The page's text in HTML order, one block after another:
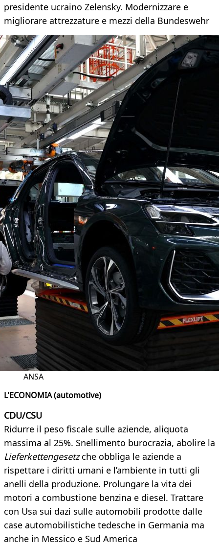
presidente ucraino Zelensky. Modernizzare e
migliorare attrezzature e mezzi della Bundeswehr
ANSA
L'ECONOMIA (automotive)
CDU/CSU
Ridurre il peso fiscale sulle aziende, aliquota
massima al 25%. Snellimento burocrazia, abolire la
Lieferkettengesetzche obbliga le aziende a
rispettare i diritti umani e l’ambiente in tutti gli
anelli della produzione. Prolungare la vita dei
motori a combustione benzina e diesel. Trattare
con Usa sui dazi sulle automobili prodotte dalle
case automobilistiche tedesche in Germania ma
anche in Messico e Sud America